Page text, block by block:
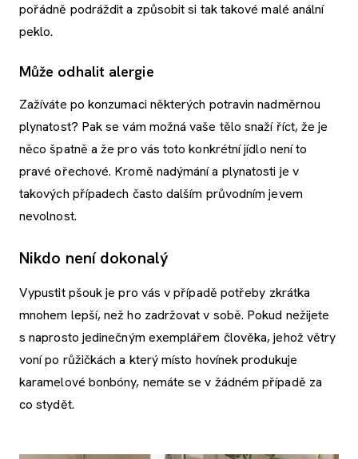
pořádně podráždit a způsobit si tak takové malé anální
peklo.
Může odhalit alergie
Zažíváte po konzumaci některých potravin nadměrnou
plynatost? Pak se vám možná vaše tělo snaží říct, že je
něco špatně a že pro vás toto konkrétní jídlo není to
pravé ořechové. Kromě nadýmání a plynatosti je v
takových případech často dalším průvodním jevem
nevolnost.
Nikdo není dokonalý
Vypustit pšouk je pro vás v případě potřeby zkrátka
mnohem lepší, než ho zadržovat v sobě. Pokud nežijete
s naprosto jedinečným exemplářem člověka, jehož větry
voní po růžičkách a který místo hovínek produkuje
karamelové bonbóny, nemáte se v žádném případě za
co stydět.